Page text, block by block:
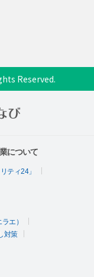
Reserved.